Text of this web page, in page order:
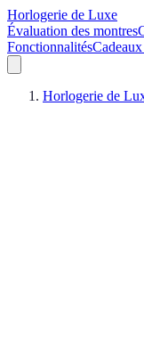
Horlogerie de Luxe
Évaluation des montres
Fonctionnalités
Horlogerie de